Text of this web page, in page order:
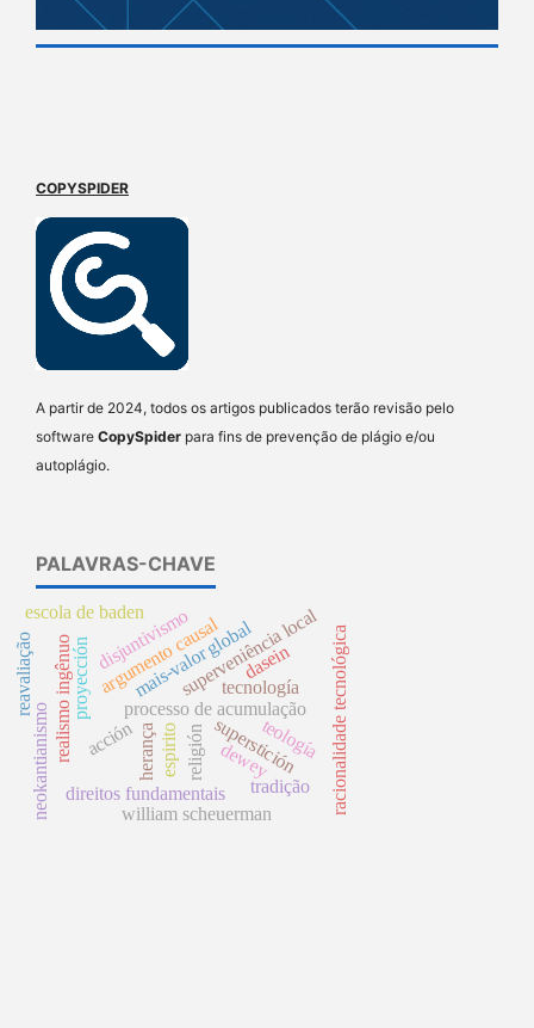
COPYSPIDER
A partir de 2024, todos os artigos publicados terão revisão pelo
software CopySpider para fins de prevenção de plágio e/ou
autoplágio.
PALAVRAS-CHAVE
argumento causal
superstición
proyección processo de acumulação
mais-valor global
superveniência local
disjuntivismo
religión
realismo ingênuo racionalidade tecnológica
tecnología
deweyteología
direitos fundamentais
espirito
william scheuerman
neokantianismo
escola de baden
dasein
herança
reavaliação
tradição
acción